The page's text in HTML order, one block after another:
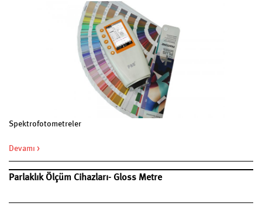
Spektrofotometreler
Devamı >
Parlaklık Ölçüm Cihazları- Gloss Metre